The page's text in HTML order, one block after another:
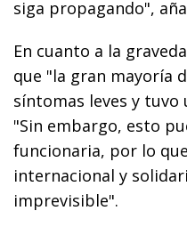
siga propagando",
En cuanto a la
que "la gran mayoría
síntomas leves y tuvo
"Sin embargo, esto
funcionaria, por lo
internacional y
imprevisible".